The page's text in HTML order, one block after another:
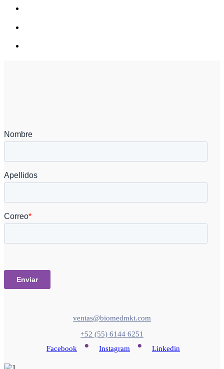
ventas@biomedmkt.com
+52 (55) 6144 6251
Facebook
• Instagram • Linkedin